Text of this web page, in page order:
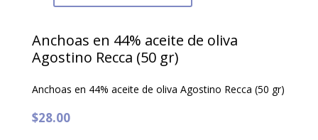
Anchoas en 44% aceite de oliva
Agostino Recca (50 gr)
Anchoas en 44% aceite de oliva Agostino Recca (50 gr)
$28.00